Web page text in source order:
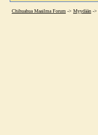
Chihuahua Maailma Forum -> Myydään ->